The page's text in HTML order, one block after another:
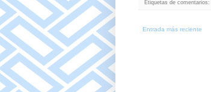
Etiquetas de comentarios:
Entrada más reciente